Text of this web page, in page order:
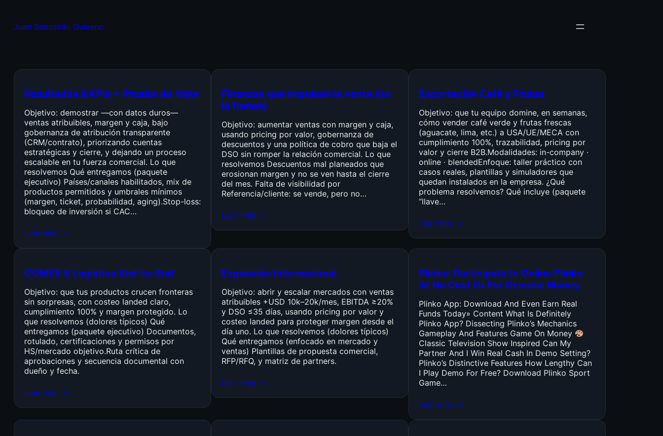
Juan Sebastián Quiceno
Resultados & KPIs + Prueba de Valor
Objetivo: demostrar —con datos duros—
ventas atribuibles, margen y caja, bajo
gobernanza de atribución transparente
(CRM/contrato), priorizando cuentas
estratégicas y cierre, y dejando un proceso
escalable en tu fuerza comercial. Lo que
resolvemos Qué entregamos (paquete
ejecutivo) Países/canales habilitados, mix de
productos permitidos y umbrales mínimos
(margen, ticket, probabilidad, aging).Stop-loss:
bloqueo de inversión si CAC…
Leer más →
Finanzas que impulsan la venta (no
la frenan)
Objetivo: aumentar ventas con margen y caja,
usando pricing por valor, gobernanza de
descuentos y una política de cobro que baja el
DSO sin romper la relación comercial. Lo que
resolvemos Descuentos mal planeados que
erosionan margen y no se ven hasta el cierre
del mes. Falta de visibilidad por
Referencia/cliente: se vende, pero no…
Leer más →
Exportación Café y Frutas
Objetivo: que tu equipo domine, en semanas,
cómo vender café verde y frutas frescas
(aguacate, lima, etc.) a USA/UE/MECA con
cumplimiento 100%, trazabilidad, pricing por
valor y cierre B2B.Modalidades: in-company ·
online · blendedEnfoque: taller práctico con
casos reales, plantillas y simuladores que
quedan instalados en la empresa. ¿Qué
problema resolvemos? Qué incluye (paquete
“llave…
Leer más →
COMEX & Logística End-to-End
Objetivo: que tus productos crucen fronteras
sin sorpresas, con costeo landed claro,
cumplimiento 100% y margen protegido. Lo
que resolvemos (dolores típicos) Qué
entregamos (paquete ejecutivo) Documentos,
rotulado, certificaciones y permisos por
HS/mercado objetivo.Ruta crítica de
aprobaciones y secuencia documental con
dueño y fecha.
Leer más →
Expansión Internacional
Objetivo: abrir y escalar mercados con ventas
atribuibles +USD 10k–20k/mes, EBITDA ≥20%
y DSO ≤35 días, usando pricing por valor y
costeo landed para proteger margen desde el
día uno. Lo que resolvemos (dolores típicos)
Qué entregamos (enfocado en mercado y
ventas) Plantillas de propuesta comercial,
RFP/RFQ, y matriz de partners.
Leer más →
Plinko: Participate In Online Plinko
At No Cost Or For Genuine Money
Plinko App: Download And Even Earn Real
Funds Today» Content What Is Definitely
Plinko App? Dissecting Plinko’s Mechanics
Gameplay And Features Game On Money
Classic Television Show Inspired Can My
Partner And I Win Real Cash In Demo Setting?
Plinko’s Distinctive Features How Lengthy Can
I Play Demo For Free? Download Plinko Sport
Game…
Leer más →